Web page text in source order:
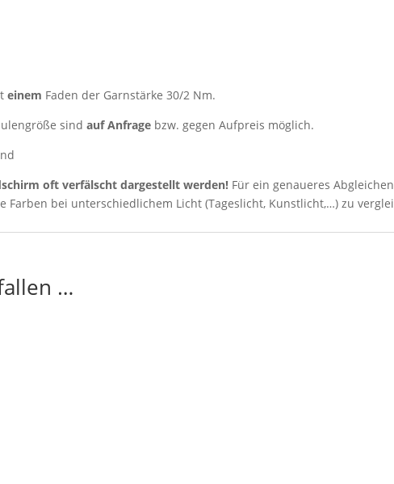
einem Faden der Garnstärke 30/2 Nm.
sind auf Anfrage bzw. gegen Aufpreis möglich.
oft verfälscht dargestellt werden! Für ein genaueres
Farben bei unterschiedlichem Licht (Tageslicht, Kunstlicht,…) zu
…